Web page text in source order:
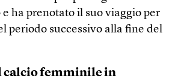
ha prenotato il suo viaggio per
periodo successivo alla fine del
calcio femminile in